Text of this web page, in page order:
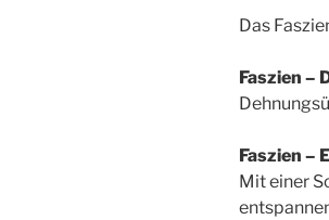
Das
Faszien –
Faszien –
Mit einer